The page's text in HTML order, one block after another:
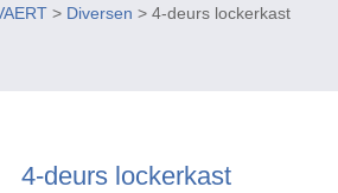
> Diversen > 4-deurs lockerkast
4-deurs lockerkast